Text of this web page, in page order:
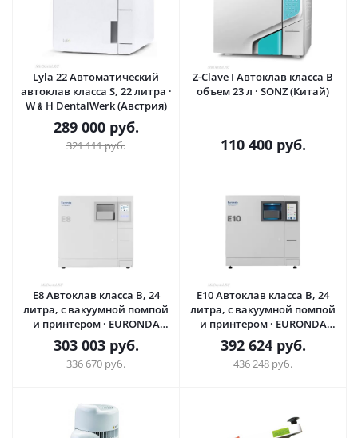
Lyla 22 Автоматический
автоклав класса S, 22 литра ·
W﹠H DentalWerk (Австрия)
289 000руб.
321 111руб.
Z-Clave I Автоклав класса B
объем 23 л · SONZ (Китай)
110 400руб.
E8 Автоклав класса B, 24
литра, с вакуумной помпой
и принтером · EURONDA
(Италия)
303 003руб.
336 670руб.
E10 Автоклав класса B, 24
литра, с вакуумной помпой
и принтером · EURONDA
(Италия)
392 624руб.
436 248руб.